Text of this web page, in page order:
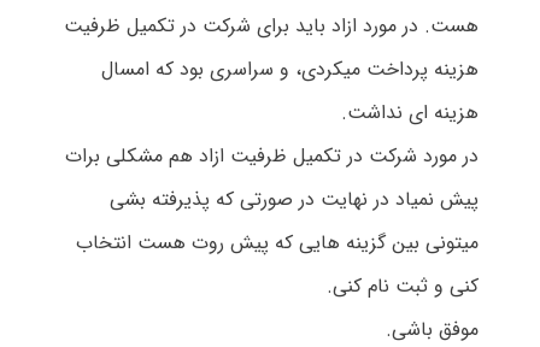
هست. در مورد ازاد باید برای شرکت در تکمیل ظرفیت
هزینه پرداخت میکردی، و سراسری بود که امسال
هزینه ای نداشت.
در مورد شرکت در تکمیل ظرفیت ازاد هم مشکلی برات
پیش نمیاد در نهایت در صورتی که پذیرفته بشی
میتونی بین گزینه هایی که پیش روت هست انتخاب
کنی و ثبت نام کنی.
موفق باشی.